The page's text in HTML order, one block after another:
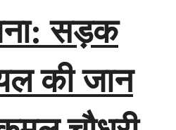
सड़क
की जान